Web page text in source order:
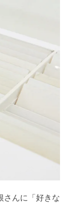
さんに「好きな